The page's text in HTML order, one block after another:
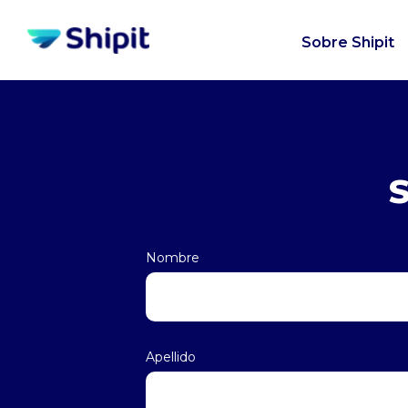
Sobre Shipit
Nombre
Apellido